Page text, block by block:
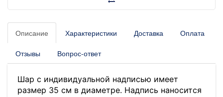
Описание Характеристики Доставка Оплата
Отзывы Вопрос-ответ
Шар с индивидуальной надписью имеет
размер 35 см в диаметре. Надпись наносится